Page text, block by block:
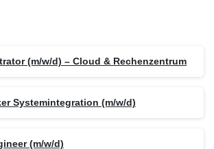
(m/w/d) – Cloud & Rechenzentrum
Systemintegration (m/w/d)
(m/w/d)